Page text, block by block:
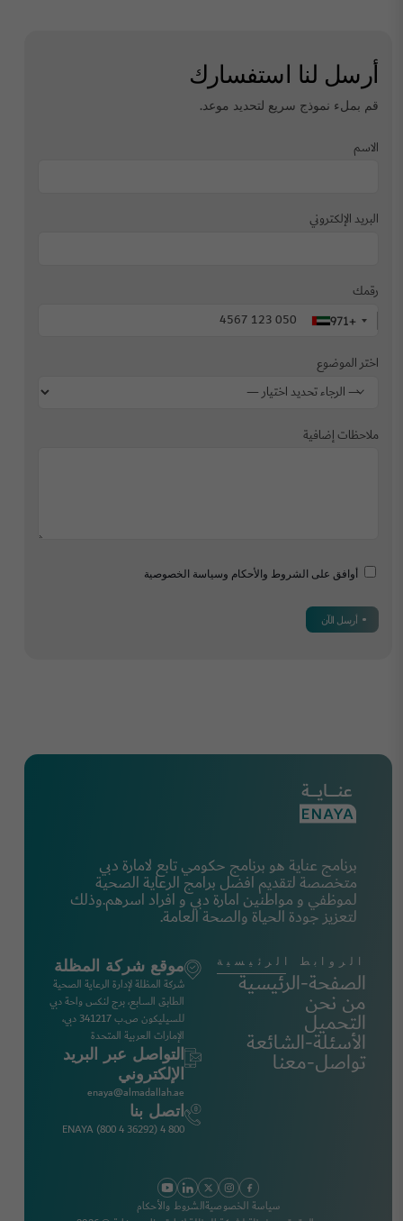
أرسل لنا استفسارك
قم بملء نموذج سريع لتحديد موعد.
الاسم
البريد الإلكتروني
رقمك
+971
اختر الموضوع
ملاحظات إضافية
أوافق على الشروط والأحكام وسياسة الخصوصية
أرسل الآن
برنامج عناية هو برنامج حكومي تابع لامارة دبي
متخصصة لتقديم افضل برامج الرعاية الصحية
لموظفي و مواطنين امارة دبي و افراد اسرهم.وذلك
لتعزيز جودة الحياة والصحة العامة.
الروابط الرئيسية
الصفحة-الرئيسية
من نحن
التحميل
الأسئلة-الشائعة
تواصل-معنا
موقع شركة المظلة
شركة المظلة لإدارة الرعاية الصحية
الطابق السابع، برج لنكس واحة دبي
للسيليكون ص.ب 341217 دبي،
الإمارات العربية المتحدة
التواصل عبر البريد
الإلكتروني
enaya@almadallah.ae
اتصل بنا
800 4 ENAYA (800 4 36292)
سياسة الخصوصيةالشروط والأحكام